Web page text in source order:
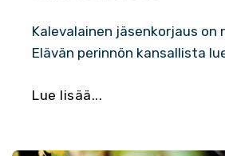
Kalevalainen jäsenkorjaus on
Elävän perinnön kansallista
Lue lisää...